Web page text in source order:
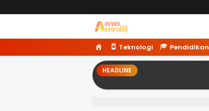
Ayyaseveriday
Beragam Informasi Hari Ini
o
m
e
Teknologi Pendidikan
HEADLINE